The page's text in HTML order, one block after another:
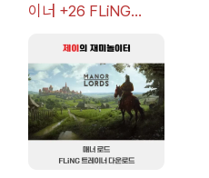
이너 +26 FLiNG
드